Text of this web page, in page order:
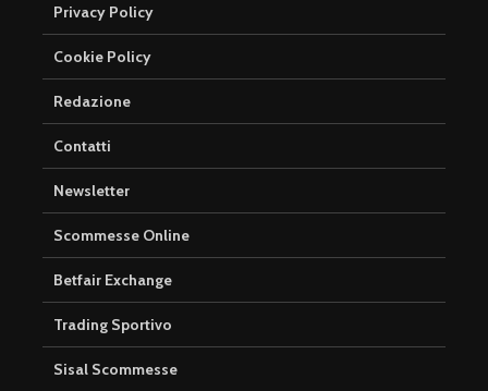
Privacy Policy
Cookie Policy
Redazione
Contatti
Newsletter
Scommesse Online
Betfair Exchange
Trading Sportivo
Sisal Scommesse